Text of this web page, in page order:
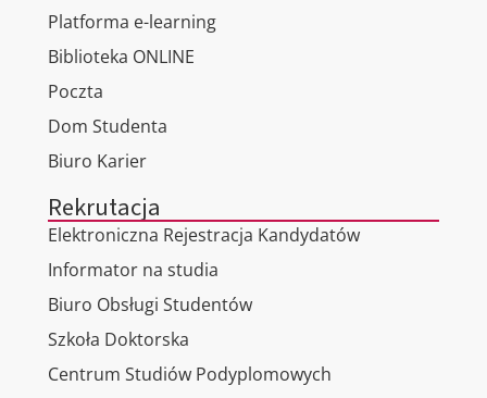
Platforma e-learning
Biblioteka ONLINE
Poczta
Dom Studenta
Biuro Karier
Rekrutacja
Elektroniczna Rejestracja Kandydatów
Informator na studia
Biuro Obsługi Studentów
Szkoła Doktorska
Centrum Studiów Podyplomowych